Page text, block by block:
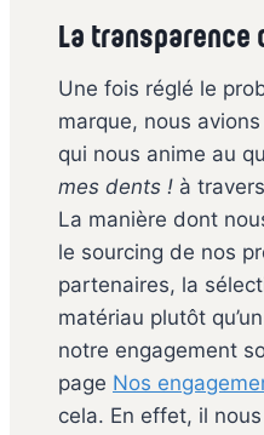
La transparence
Une fois réglé le
marque, nous
qui nous anime au
mes dents ! à
La manière dont
le sourcing de nos
partenaires, la
matériau plutôt
notre engagement
page Nos
cela. En effet, il